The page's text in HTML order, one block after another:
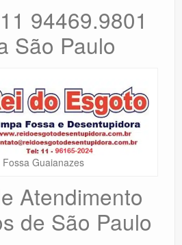
94469.9801
São Paulo
Fossa Guaianazes
Atendimento
de São Paulo